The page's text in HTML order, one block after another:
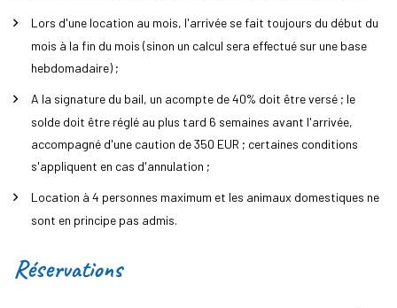
Lors d'une location au mois, l'arrivée se fait toujours du début du
mois à la fin du mois (sinon un calcul sera effectué sur une base
hebdomadaire) ;
A la signature du bail, un acompte de 40% doit être versé ; le
solde doit être réglé au plus tard 6 semaines avant l'arrivée,
accompagné d'une caution de 350 EUR ; certaines conditions
s'appliquent en cas d'annulation ;
Location à 4 personnes maximum et les animaux domestiques ne
sont en principe pas admis.
Réservations